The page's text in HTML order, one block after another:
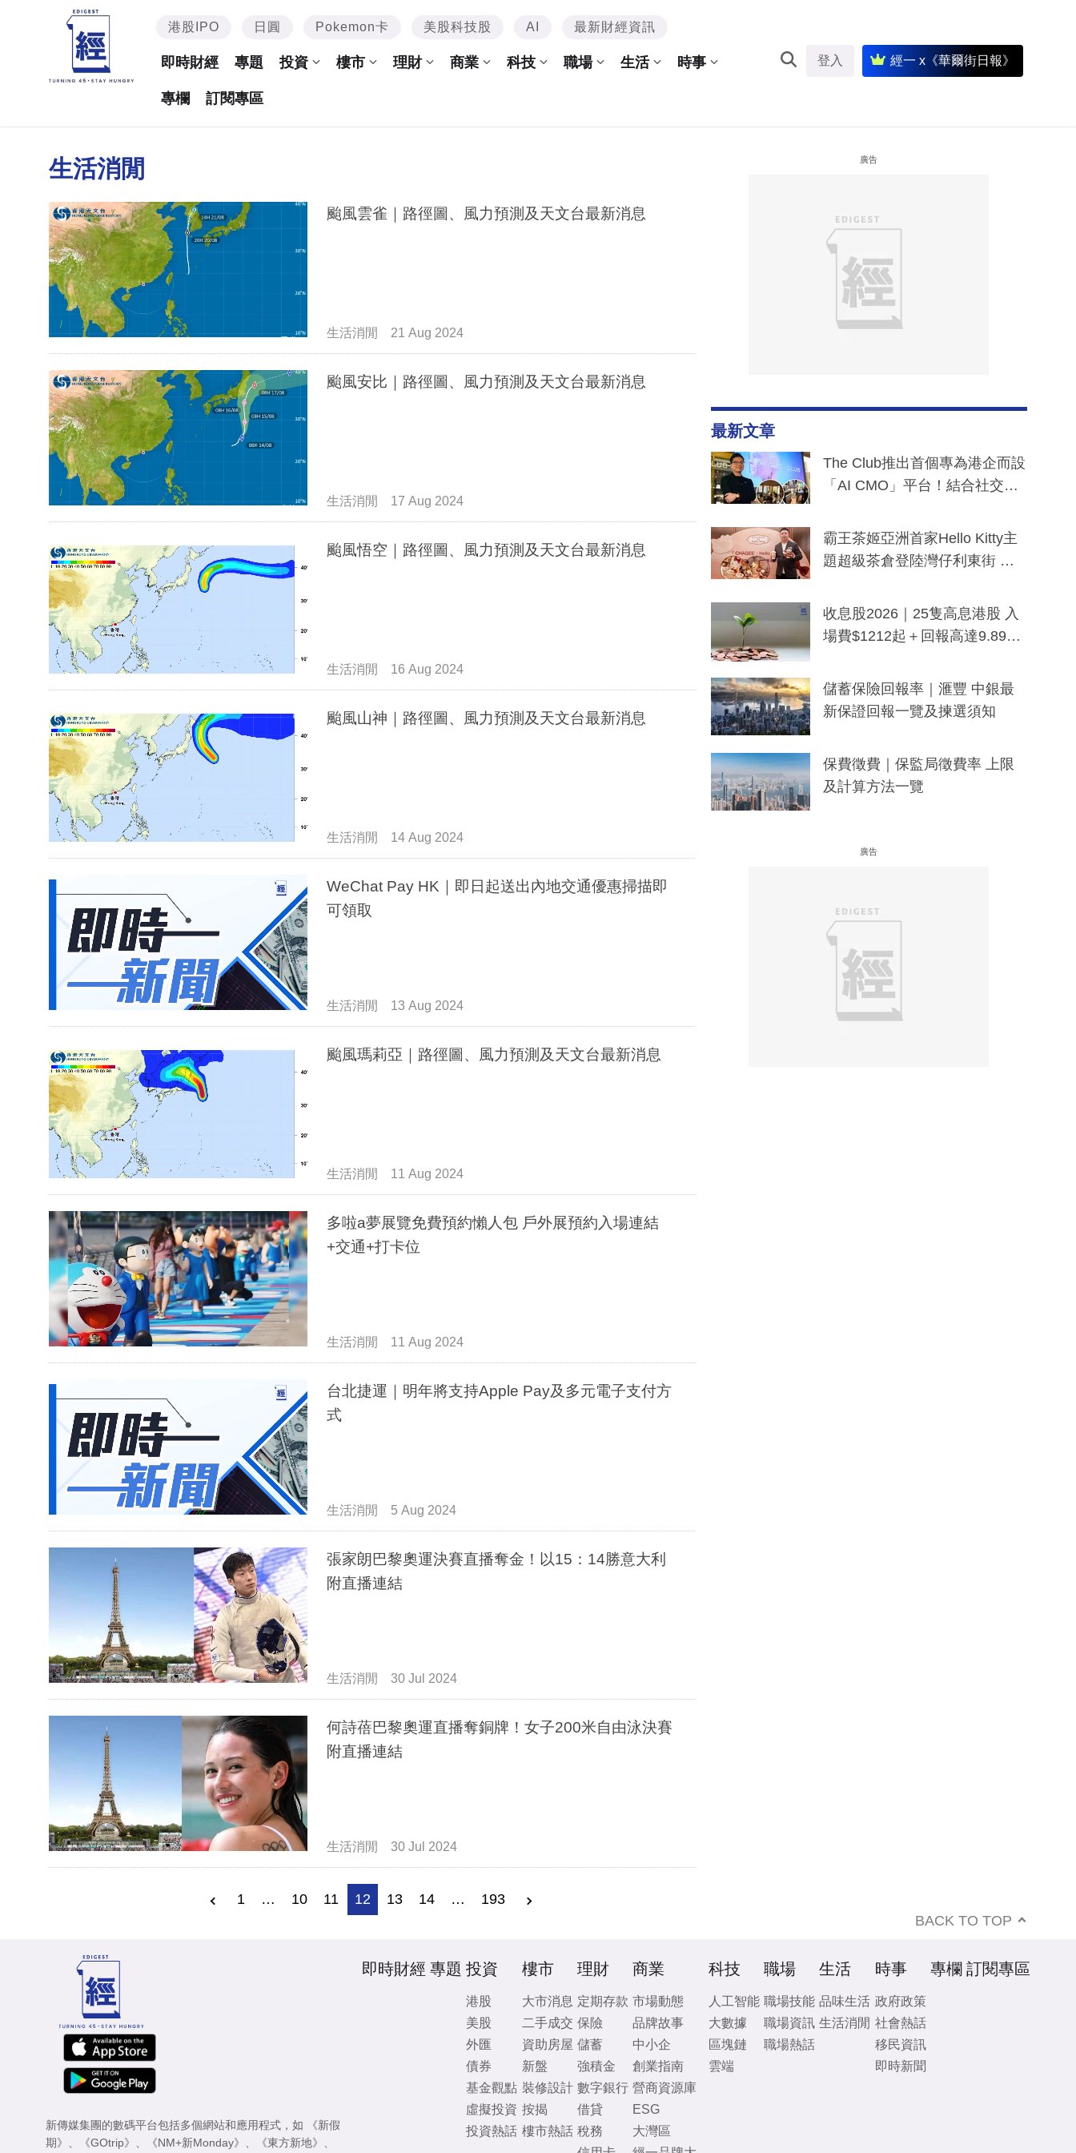
港股IPO 日圓 Pokemon卡 美股科技股 AI 最新財經資訊
即時財經 專題 投資 樓市 理財 商業 科技 職場 生活 時事
專欄 訂閱專區
登入 經一 x《華爾街日報》
生活消閒
颱風雲雀｜路徑圖、風力預測及天文台最新消息
生活消閒 21 Aug 2024
颱風安比｜路徑圖、風力預測及天文台最新消息
生活消閒 17 Aug 2024
颱風悟空｜路徑圖、風力預測及天文台最新消息
生活消閒 16 Aug 2024
颱風山神｜路徑圖、風力預測及天文台最新消息
生活消閒 14 Aug 2024
WeChat Pay HK｜即日起送出內地交通優惠掃描即
可領取
生活消閒 13 Aug 2024
颱風瑪莉亞｜路徑圖、風力預測及天文台最新消息
生活消閒 11 Aug 2024
多啦a夢展覽免費預約懶人包 戶外展預約入場連結
+交通+打卡位
生活消閒 11 Aug 2024
台北捷運｜明年將支持Apple Pay及多元電子支付方
式
生活消閒 5 Aug 2024
張家朗巴黎奧運決賽直播奪金！以15：14勝意大利
附直播連結
生活消閒 30 Jul 2024
何詩蓓巴黎奧運直播奪銅牌！女子200米自由泳決賽
附直播連結
生活消閒 30 Jul 2024
1 … 10 11 12 13 14 … 193
廣告
最新文章
The Club推出首個專為港企而設
「AI CMO」平台！結合社交聆
分鐘生成「貼地」宣傳短片
霸王茶姬亞洲首家Hello Kitty主
題超級茶倉登陸灣仔利東街 推
y及香港限定特調系列
收息股2026｜25隻高息港股 入
場費$1212起＋回報高達9.89
儲蓄保險回報率｜滙豐 中銀最
新保證回報一覽及揀選須知
保費徵費｜保監局徵費率 上限
及計算方法一覽
廣告
BACK TO TOP
新傳媒集團的數碼平台包括多個網站和應用程式，如
《新假
期》
《GOtrip》 《NM+新Monday》 《東方新地》
即時財經 專題 投資
港股
美股
外匯
債券
基金觀點
虛擬投資
投資熱話
樓市
大市消息
二手成交
資助房屋
新盤
裝修設計
按揭
樓市熱話
理財
定期存款
保險
儲蓄
強積金
數字銀行
借貸
稅務
商業
市場動態
品牌故事
中小企
創業指南
營商資源庫
ESG
大灣區
科技
人工智能
大數據
區塊鏈
雲端
職場
職場技能
職場資訊
職場熱話
生活
品味生活
生活消閒
時事
政府政策
社會熱話
移民資訊
即時新聞
專欄 訂閱專區